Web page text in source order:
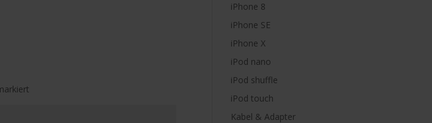
iPhone 8
iPhone SE
iPhone X
iPod nano
iPod shuffle
iPod touch
Kabel & Adapter